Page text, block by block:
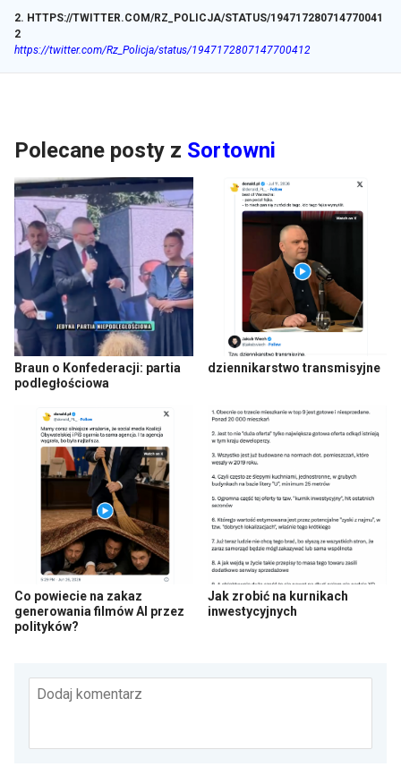
2. HTTPS://TWITTER.COM/RZ_POLICJA/STATUS/194717280714770041
2
https://twitter.com/Rz_Policja/status/1947172807147700412
Polecane posty z Sortowni
Braun o Konfederacji: partia
podległościowa
dziennikarstwo transmisyjne
Co powiecie na zakaz
generowania filmów AI przez
polityków?
Jak zrobić na kurnikach
inwestycyjnych
Dodaj komentarz